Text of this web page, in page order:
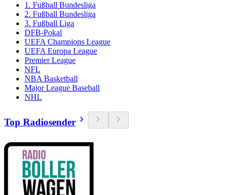
1. Fußball Bundesliga
2. Fußball Bundesliga
3. Fußball Liga
DFB-Pokal
UEFA Champions League
UEFA Europa League
Premier League
NFL
NBA Basketball
Major League Baseball
NHL
Top Radiosender